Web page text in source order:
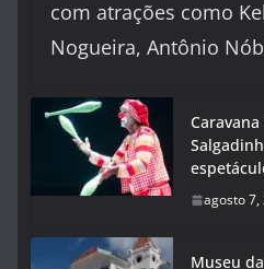
com atrações como
Nogueira, Antônio
agosto 7,
Museu